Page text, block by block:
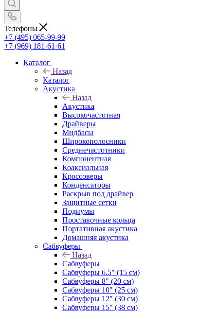
Телефоны
+7 (495) 065-99-99
+7 (969) 181-61-61
Каталог
Назад
Каталог
Акустика
Назад
Акустика
Высокочастотная
Драйверы
Мидбасы
Широкополосники
Среднечастотники
Компонентная
Коаксиальная
Кроссоверы
Конденсаторы
Раскрыв под драйвер
Защитные сетки
Подиумы
Проставочные кольца
Портативная акустика
Домашняя акустика
Сабвуферы
Назад
Сабвуферы
Сабвуферы 6.5" (15 см)
Сабвуферы 8" (20 см)
Сабвуферы 10" (25 см)
Сабвуферы 12" (30 см)
Сабвуферы 15" (38 см)